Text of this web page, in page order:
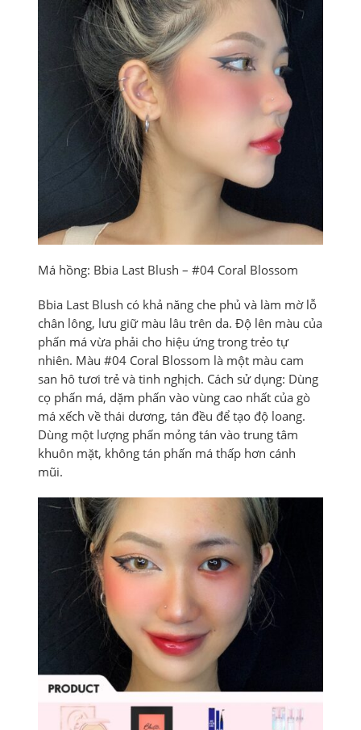
Má hồng: Bbia Last Blush – #04 Coral Blossom
Bbia Last Blush có khả năng che phủ và làm mờ lỗ
chân lông, lưu giữ màu lâu trên da. Độ lên màu của
phấn má vừa phải cho hiệu ứng trong trẻo tự
nhiên. Màu #04 Coral Blossom là một màu cam
san hô tươi trẻ và tinh nghịch. Cách sử dụng: Dùng
cọ phấn má, dặm phấn vào vùng cao nhất của gò
má xếch về thái dương, tán đều để tạo độ loang.
Dùng một lượng phấn mỏng tán vào trung tâm
khuôn mặt, không tán phấn má thấp hơn cánh
mũi.